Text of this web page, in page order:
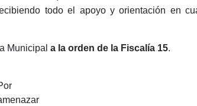
todo el apoyo y orientación en
Municipal a la orden de la Fiscalía 15.